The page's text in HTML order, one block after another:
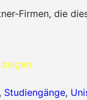
Firmen, die
Studiengänge,